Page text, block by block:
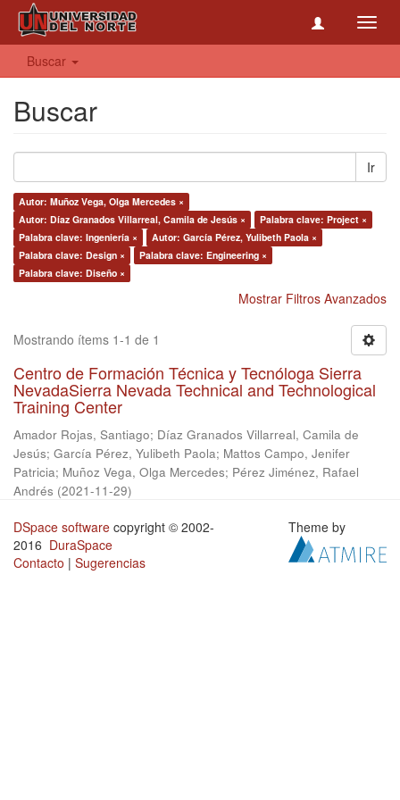
Buscar
Buscar
Ir
Autor: Muñoz Vega, Olga Mercedes ×
Autor: Díaz Granados Villarreal, Camila de Jesús ×
Palabra clave: Project ×
Palabra clave: Ingeniería ×
Autor: García Pérez, Yulibeth Paola ×
Palabra clave: Design ×
Palabra clave: Engineering ×
Palabra clave: Diseño ×
Mostrar Filtros Avanzados
Mostrando ítems 1-1 de 1
Centro de Formación Técnica y Tecnóloga Sierra
NevadaSierra Nevada Technical and Technological
Training Center
Amador Rojas, Santiago; Díaz Granados Villarreal, Camila de
Jesús; García Pérez, Yulibeth Paola; Mattos Campo, Jenifer
Patricia; Muñoz Vega, Olga Mercedes; Pérez Jiménez, Rafael
Andrés (2021-11-29)
DSpace software copyright © 2002-
2016 DuraSpace
Contacto | Sugerencias
Theme by